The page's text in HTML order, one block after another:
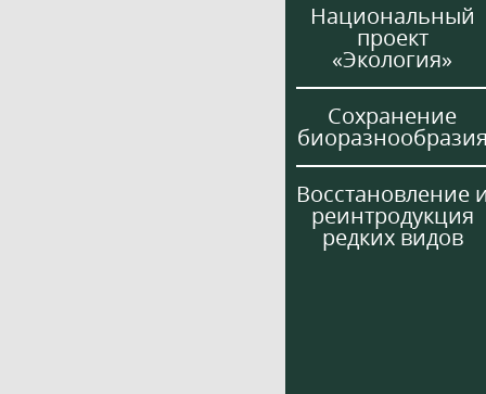
Национальный
проект
«Экология»
Сохранение
Восстановление
реинтродукция
редких видов